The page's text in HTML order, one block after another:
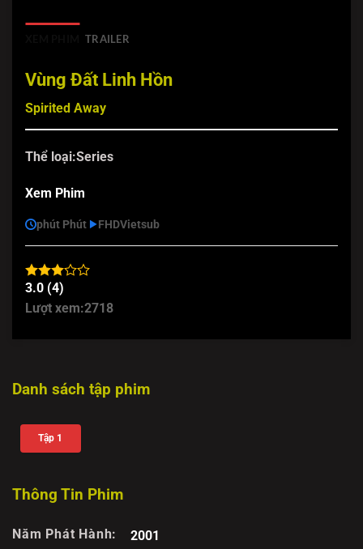
TRAILER
Vùng Đất Linh Hồn
Spirited Away
Thể loại:Series
Xem Phim
phút Phút FHDVietsub
3.0 (4)
Lượt xem:2718
Danh sách tập phim
Tập 1
Thông Tin Phim
Năm Phát Hành:
2001